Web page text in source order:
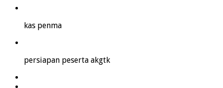
kas penma
persiapan peserta akgtk